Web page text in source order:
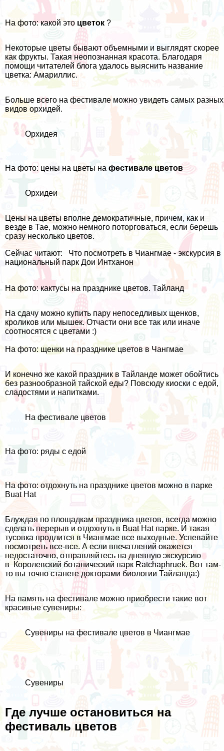
На фото: какой это цветок ?
Некоторые цветы бывают объемными и выглядят скорее
как фрукты. Такая неопознанная красота. Благодаря
помощи читателей блога удалось выяснить название
цветка: Амариллис.
Больше всего на фестивале можно увидеть самых разных
видов орхидей.
Орхидея
На фото: цены на цветы на фестивале цветов
Орхидеи
Цены на цветы вполне демократичные, причем, как и
везде в Тае, можно немного поторговаться, если берешь
сразу несколько цветов.
Сейчас читают:
Что посмотреть в Чиангмае - экскурсия в
национальный парк Дои Интханон
На фото: кактусы на празднике цветов. Тайланд
На сдачу можно купить пару непоседливых щенков,
кроликов или мышек. Отчасти они все так или иначе
соотносятся с цветами :)
На фото: щенки на празднике цветов в Чангмае
И конечно же какой праздник в Тайланде может обойтись
без разнообразной тайской еды? Повсюду киоски с едой,
сладостями и напитками.
На фестивале цветов
На фото: ряды с едой
На фото: отдохнуть на празднике цветов можно в парке
Buat Hat
Блуждая по площадкам праздника цветов, всегда можно
сделать перерыв и отдохнуть в Buat Hat парке. И такая
тусовка продлится в Чиангмае все выходные. Успевайте
посмотреть все-все. А если впечатлений окажется
недостаточно, отправляйтесь на дневную экскурсию
в Королевский ботанический парк Ratchaphruek. Вот там-
то вы точно станете докторами биологии Тайланда:)
На память на фестивале можно приобрести такие вот
красивые сувениры:
Сувениры на фестивале цветов в Чиангмае
Сувениры
Где лучше остановиться на
фестиваль цветов